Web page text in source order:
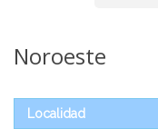
Noroeste
Localidad
Noroeste
Localidad